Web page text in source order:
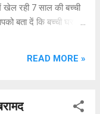
रही 7 साल की बच्ची
बता दें कि बच्ची घर में
से बाहर निकले।खेलते-
ने उसे मृत घोषित कर
READ MORE »